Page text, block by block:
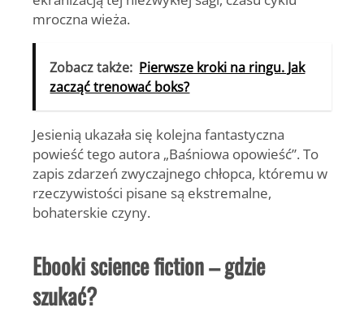
mroczna wieża.
Zobacz także: Pierwsze kroki na ringu. Jak
zacząć trenować boks?
Jesienią ukazała się kolejna fantastyczna
powieść tego autora „Baśniowa opowieść”. To
zapis zdarzeń zwyczajnego chłopca, któremu w
rzeczywistości pisane są ekstremalne,
bohaterskie czyny.
Ebooki science fiction – gdzie
szukać?